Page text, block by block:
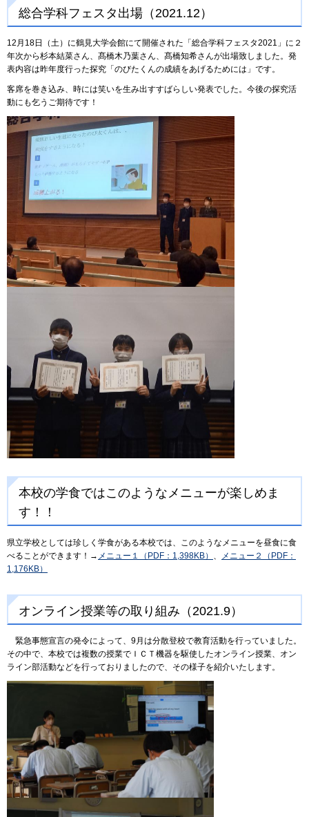
総合学科フェスタ出場（2021.12）
12月18日（土）に鶴見大学会館にて開催された「総合学科フェスタ2021」に２
年次から杉本結菜さん、髙橋木乃葉さん、髙橋知希さんが出場致しました。発
表内容は昨年度行った探究「のびたくんの成績をあげるためには」です。
客席を巻き込み、時には笑いを生み出すすばらしい発表でした。今後の探究活
動にも乞うご期待です！
本校の学食ではこのようなメニューが楽しめま
す！！
県立学校としては珍しく学食がある本校では、このようなメニューを昼食に食
べることができます！→ メニュー１（PDF：1,398KB） 、
メニュー２（PDF：
1,176KB）
オンライン授業等の取り組み（2021.9）
緊急事態宣言の発令によって、9月は分散登校で教育活動を行っていました。
その中で、本校では複数の授業でＩＣＴ機器を駆使したオンライン授業、オン
ライン部活動などを行っておりましたので、その様子を紹介いたします。